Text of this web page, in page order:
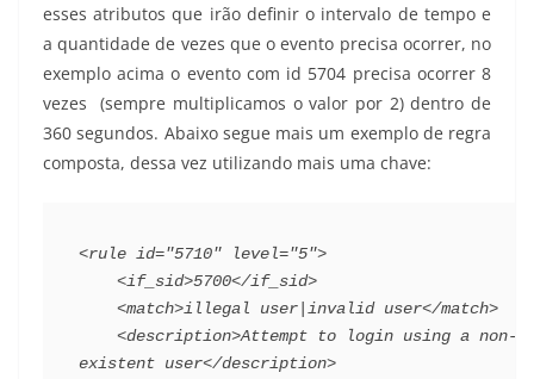
esses atributos que irão definir o intervalo de tempo e
a quantidade de vezes que o evento precisa ocorrer, no
exemplo acima o evento com id 5704 precisa ocorrer 8
vezes (sempre multiplicamos o valor por 2) dentro de
360 segundos. Abaixo segue mais um exemplo de regra
composta, dessa vez utilizando mais uma chave:
<rule id="5710" level="5">
<if_sid>5700</if_sid>
<match>illegal user|invalid user</match>
<description>Attempt to login using a non-
existent user</description>